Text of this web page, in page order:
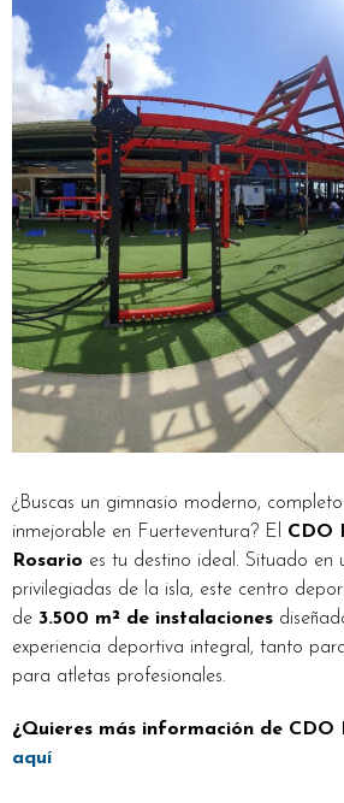
¿Buscas un gimnasio moderno,
inmejorable en Fuerteventura? El CDO
Rosario es tu destino ideal. Situado en
privilegiadas de la isla, este centro
de 3.500 m² de instalaciones
experiencia deportiva integral, tanto
para atletas profesionales.
¿Quieres más información de CDO
aquí